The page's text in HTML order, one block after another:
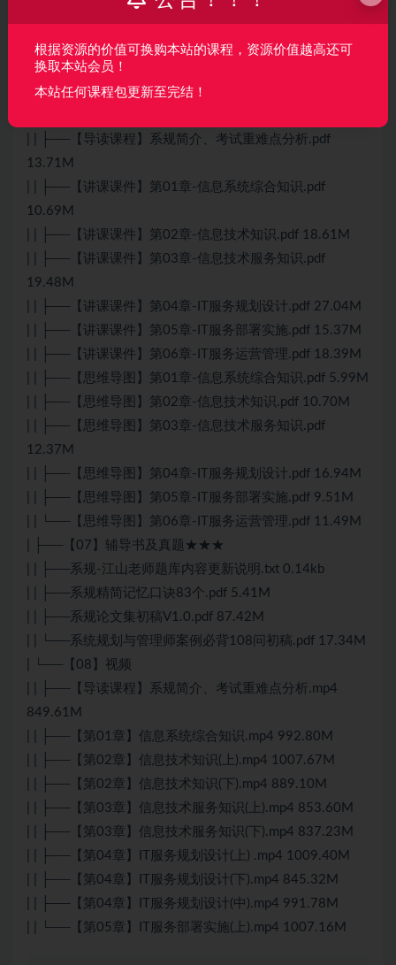
67.16kb
| | ├──系统规划与管理师考试大纲.pdf 158.57kb
| | └──系统规划与管理师学员笔记.pdf 6.21M
| | ├──【导读课程】系规简介、考试重难点分析.pdf
13.71M
| | ├──【讲课课件】第01章-信息系统综合知识.pdf
10.69M
| | ├──【讲课课件】第02章-信息技术知识.pdf 18.61M
| | ├──【讲课课件】第03章-信息技术服务知识.pdf
19.48M
| | ├──【讲课课件】第04章-IT服务规划设计.pdf 27.04M
| | ├──【讲课课件】第05章-IT服务部署实施.pdf 15.37M
| | ├──【讲课课件】第06章-IT服务运营管理.pdf 18.39M
| | ├──【思维导图】第01章-信息系统综合知识.pdf 5.99M
| | ├──【思维导图】第02章-信息技术知识.pdf 10.70M
| | ├──【思维导图】第03章-信息技术服务知识.pdf
12.37M
| | ├──【思维导图】第04章-IT服务规划设计.pdf 16.94M
| | ├──【思维导图】第05章-IT服务部署实施.pdf 9.51M
| | └──【思维导图】第06章-IT服务运营管理.pdf 11.49M
| ├──【07】辅导书及真题★★★
| | ├──系规-江山老师题库内容更新说明.txt 0.14kb
| | ├──系规精简记忆口诀83个.pdf 5.41M
| | ├──系规论文集初稿V1.0.pdf 87.42M
| | └──系统规划与管理师案例必背108问初稿.pdf 17.34M
| └──【08】视频
| | ├──【导读课程】系规简介、考试重难点分析.mp4
849.61M
| | ├──【第01章】信息系统综合知识.mp4 992.80M
| | ├──【第02章】信息技术知识(上).mp4 1007.67M
| | ├──【第02章】信息技术知识(下).mp4 889.10M
| | ├──【第03章】信息技术服务知识(上).mp4 853.60M
| | ├──【第03章】信息技术服务知识(下).mp4 837.23M
| | ├──【第04章】IT服务规划设计(上) .mp4 1009.40M
| | ├──【第04章】IT服务规划设计(下).mp4 845.32M
| | ├──【第04章】IT服务规划设计(中).mp4 991.78M
| | └──【第05章】IT服务部署实施(上).mp4 1007.16M
根据资源的价值可换购本站的课程，资源价值越高还可
换取本站会员！
本站任何课程包更新至完结！